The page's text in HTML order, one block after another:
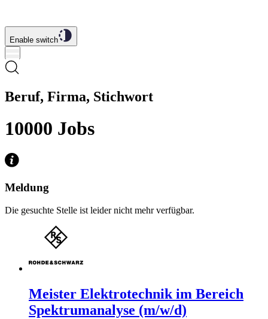
Enable switch
Beruf, Firma, Stichwort
10000 Jobs
Meldung
Die gesuchte Stelle ist leider nicht mehr verfügbar.
Meister Elektrotechnik im Bereich
Spektrumanalyse (m/w/d)